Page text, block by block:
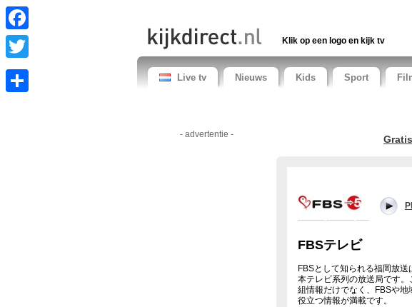
Facebook
Twitter
Klik op een logo en kijk tv
Live tv Nieuws Kids Sport
- advertentie -
FBSテレビ
FBSとして知られる福岡放
本テレビ系列の放送局です
組情報だけでなく、FBSや地
役立つ情報が満載です。